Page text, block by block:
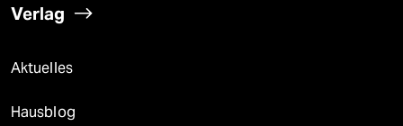
Verlag
Aktuelles
Hausblog